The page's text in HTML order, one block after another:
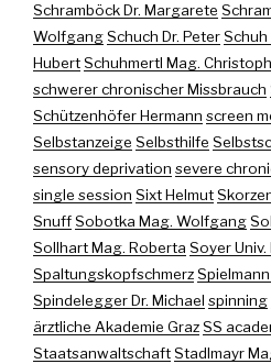
Schramböck Dr. Margarete
WolfgangSchuch Dr. Peter
HubertSchuhmertl Mag. Christoph
schwerer chronischer Missbrauch
Schützenhöfer Hermann screen
Selbstanzeige Selbsthilfe
sensory deprivation severe
single session Sixt Helmut
SnuffSobotka Mag. Wolfgang
Sollhart Mag. Roberta Soyer Univ.
Spaltungskopfschmerz
Spindelegger Dr. Michael spinning
ärztliche Akademie GrazSS
StaatsanwaltschaftStadlmayr